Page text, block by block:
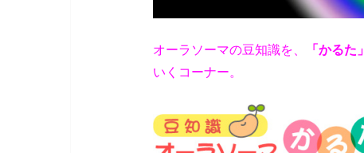
オーラソーマの豆知識を、 「かるた」
いくコーナー。